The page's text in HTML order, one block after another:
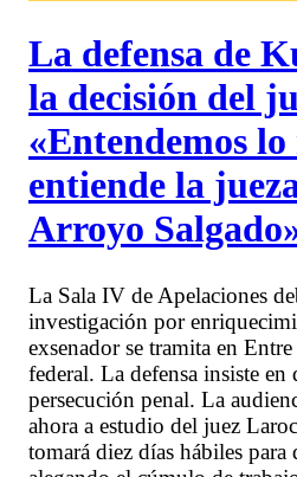
La defensa de
la decisión del
«Entendemos
entiende la
Arroyo
La Sala IV de Apelaciones
investigación por
exsenador se tramita en
federal. La defensa insiste en
persecución penal. La
ahora a estudio del juez
tomará diez días hábiles